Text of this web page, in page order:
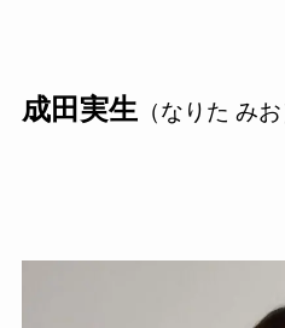
成田実生（なりた みお